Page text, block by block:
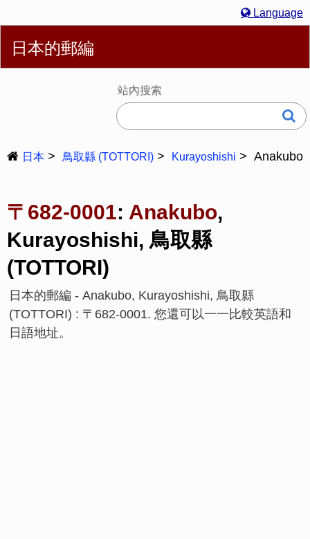
Language
Deutsch
Français
日本語
日本的郵編
站內搜索
日本 鳥取縣 (TOTTORI) Kurayoshishi Anakubo
〒682-0001: Anakubo,
Kurayoshishi, 鳥取縣
(TOTTORI)
日本的郵編 - Anakubo, Kurayoshishi, 鳥取縣
(TOTTORI) : 〒682-0001. 您還可以一一比較英語和
日語地址。